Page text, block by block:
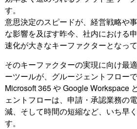
す。
意思決定のスピードが、経営戦略や
な影響を及ぼす昨今、社内における
速化が大きなキーファクターとなって
そのキーファクターの実現に向け最
ーツールが、グルージェントフローで
Microsoft 365 や Google Workspace
ェントフローは、申請・承認業務の
減、そして時間の短縮など、いち早
す。